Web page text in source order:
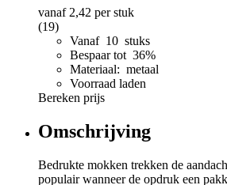
vanaf 2,42 per stuk
(19)
Vanaf 10 stuks
Bespaar tot 36%
Materiaal: metaal
Voorraad laden
Bereken prijs
Omschrijving
Bedrukte mokken trekken de
populair wanneer de opdruk een